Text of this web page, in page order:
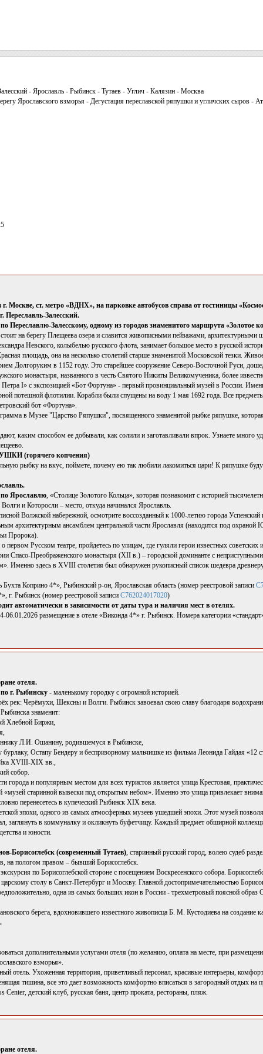
- Ярославль - Рыбинск - Тутаев - Углич - Калязин - Москва
Ярославского взморья - Дегустация переславской ряпушки и угличских сыров -
Москве, ст. метро «ВДНХ», на парковке автобусов справа от гостиницы
Переславль-Залесский.
Переславлю-Залесскому, одному из городов знаменитого маршрута «Золотое
на берегу Плещеева озера и славится живописными пейзажами, архитектурными
Невского, колыбелью русского флота, занимает большое место в русской
площадь, она на несколько столетий старше знаменитой Московской тезки.
Долгоруким в 1152 году. Это старейшее сооружение Северо-Восточной Руси,
монастыря, названного в честь Святого Никиты Великомученика, более
I» с экспозицией «Бот Фортуна» - первый провинциальный музей в России.
потешной флотилии. Корабли были спущены на воду 1 мая 1692 года. Все
бот «Фортуна».
в Музее "Царство Ряпушки", посвященного знаменитой рыбке ряпушке,
каким способом ее добывали, как солили и заготавливали впрок. Узнаете много
(горячего копчения)
рыбку на вкус, поймете, почему ею так любили лакомиться цари! К ряпушке
по Ярославлю, «Столице Золотого Кольца», которая познакомит с историей
и Которосли – место, откуда начинался Ярославль.
Волжской набережной, осмотрите воссозданный к 1000-летию города Успенский
архитектурным ансамблем центральной части Ярославля (находится под
Пророка).
первом Русском театре, пройдетесь по улицам, где гуляли герои известных
Спасо-Преображенского монастыря (XII в.) – городской доминанте с
Именно здесь в XVIII столетия был обнаружен рукописный список шедевра
Бухта Коприно 4*», Рыбинский р-он, Ярославская область (номер реестровой записи
г. Рыбинск (номер реестровой записи С762024017020)
автоматически в зависимости от даты тура и наличия мест в отелях.
06.01.2026 размещение в отеле «Виконда 4*» г. Рыбинск. Номера категории
отеля.
г. Рыбинску - маленькому городку с огромной историей.
рек: Черёмухи, Шексны и Волги. Рыбинск завоевал свою славу благодаря
знаменит:
Хлебной Биржи,
Л.И. Ошанину, родившемуся в Рыбинске,
Остапу Бендеру и беспризорному мальчишке из фильма Леонида Гайдая «12
XVIII-XIX вв.,
собор.
города и популярным местом для всех туристов является улица Крестовая,
«музей старинной вывески под открытым небом». Именно это улица привлекает
перенесетесь в купеческий Рыбинск XIX века.
эпохи, одного из самых атмосферных музеев ушедшей эпохи. Этот музей
заглянуть в коммуналку и окликнуть буфетчицу. Каждый предмет обширной
и юности.
Борисоглебск (современный Тутаев), старинный русский город, волею судеб
на пологом правом – бывший Борисоглебск.
по Борисоглебской стороне с посещением Воскресенского собора.
царскому столу в Санкт-Петербург и Москву. Главной достопримечательностью
одна из самых больших икон в России - трехметровый поясной
берега, вдохновившего известного живописца Б. М. Кустодиева на создание
дополнительными услугами отеля (по желанию, оплата на месте, при
взморья».
отель. Ухоженная территория, приветливый персонал, красивые интерьеры,
тишина, все это дает возможность комфортно вписаться в загородный отдых на
Center, детский клуб, русская баня, центр проката, рестораны, пляж.
отеля.